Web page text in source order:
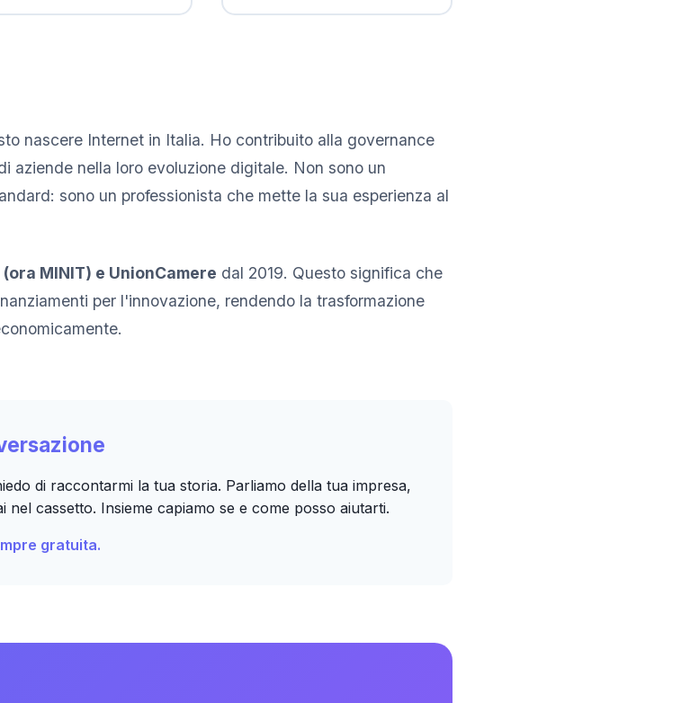
nascere Internet in Italia. Ho contribuito alla governance
aziende nella loro evoluzione digitale. Non sono un
sono un professionista che mette la sua esperienza al
MINIT) e UnionCamere dal 2019. Questo significa che
per l'innovazione, rendendo la trasformazione
di raccontarmi la tua storia. Parliamo della tua impresa,
cassetto. Insieme capiamo se e come posso aiutarti.
gratuita.